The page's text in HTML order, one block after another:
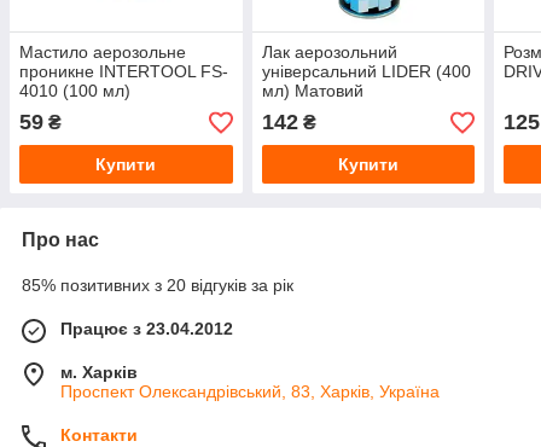
Мастило аерозольне
проникне INTERTOOL FS-
4010 (100 мл)
59 ₴
Купити
Лак аерозольний
універсальний LIDER (400
мл) Матовий
142₴
Купити
125
Про нас
85% позитивних з 20 відгуків за рік
Працює з 23.04.2012
м. Харків
Проспект Олександрівський, 83, Харків, Україна
Контакти